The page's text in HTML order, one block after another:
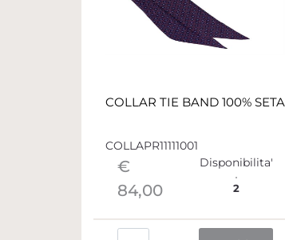
COLLAR TIE BAND 100% SETA
COLLAPR11111001
€
84,00
Disponibilita'
2